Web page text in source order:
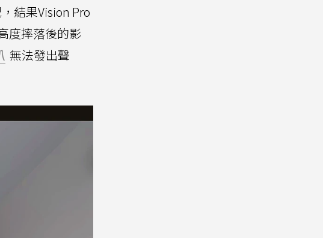
結果Vision Pro
度摔落後的影
無法發出聲